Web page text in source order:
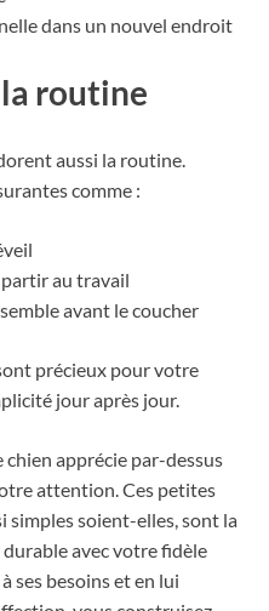
dans un nouvel endroit
la routine
aussi la routine.
comme :
au travail
avant le coucher
précieux pour votre
jour après jour.
chien apprécie par-dessus
attention. Ces petites
soient-elles, sont la
avec votre fidèle
ses besoins et en lui